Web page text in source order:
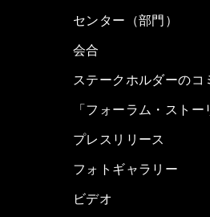
センター（部門）
会合
ステークホルダーのコ
「フォーラム・ストー
プレスリリース
フォトギャラリー
ビデオ